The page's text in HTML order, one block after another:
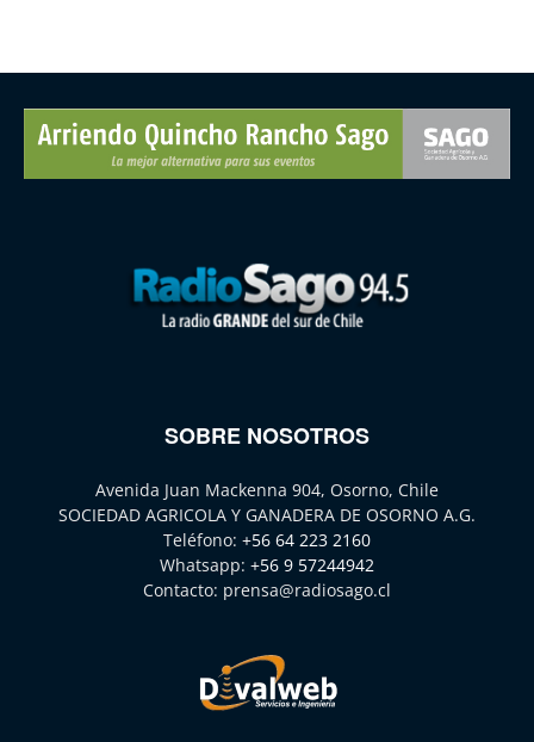
SOBRE NOSOTROS
Avenida Juan Mackenna 904, Osorno, Chile
SOCIEDAD AGRICOLA Y GANADERA DE OSORNO A.G.
Teléfono: +56 64 223 2160
Whatsapp: +56 9 57244942
Contacto: prensa@radiosago.cl